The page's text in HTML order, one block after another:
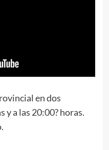
en dos
y a las 20:00? horas.